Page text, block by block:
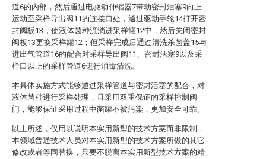
道6的内部，然后通过电驱动伸缩器7带动密封活塞9向上
运动至采样导出阀11的连接口处，通过驱动手轮14打开密
封阀板13，使液体菌种流淌进采样罐12中，然后关闭密封
阀板13更换采样罐12；但采样完成后通过清洗杀菌盖15与
进出气管道16的配合对采样导出阀11、密封活塞9以及采
样口以上的采样管道6进行消毒清洗。
本具体实施方式能够通过采样管道与密封活塞的配合，对
液体菌种进行采样处理，且采用双重保证的采样控制阀
门，能够保证采用过程中菌罐不被污染，更加安全可靠。
以上所述，仅用以说明本实用新型的技术方案而非限制，
本领域普通技术人员对本实用新型的技术方案所做的其它
修改或者等同替换，只要不脱离本实用新型技术方案的精